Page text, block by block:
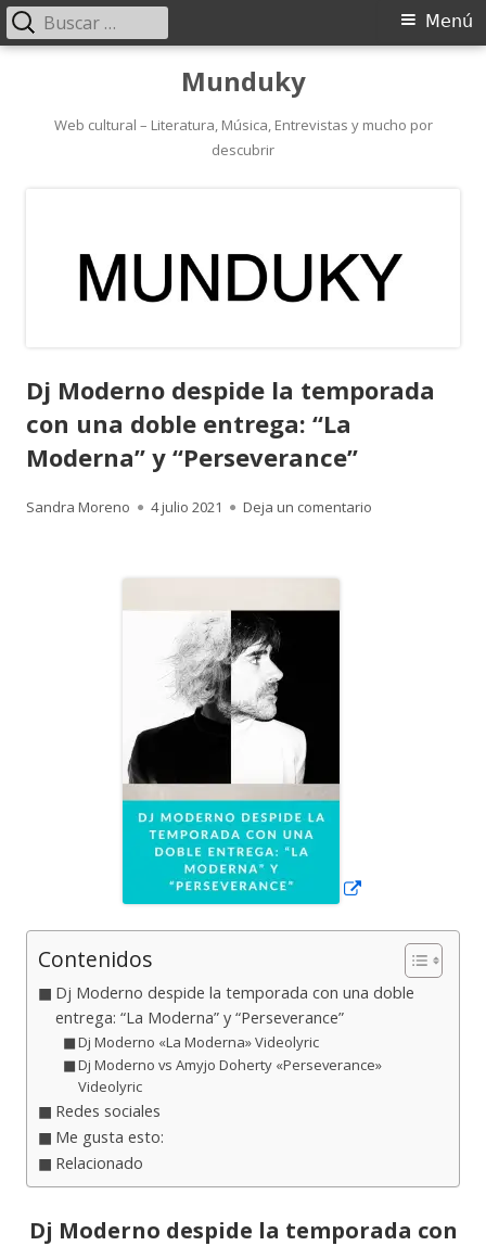
contenido
Munduky
Web cultural – Literatura, Música, Entrevistas y mucho por
descubrir
Menú
Menú
Buscar:
Dj Moderno despide la temporada
con una doble entrega: “La
Moderna” y “Perseverance”
Autor
Sandra Moreno
Publicado
4 julio 2021 Deja un comentario
Contenidos
Dj Moderno despide la temporada con una doble
entrega: “La Moderna” y “Perseverance”
Dj Moderno «La Moderna» Videolyric
Dj Moderno vs Amyjo Doherty «Perseverance»
Videolyric
Redes sociales
Me gusta esto:
Relacionado
Dj Moderno despide la temporada con